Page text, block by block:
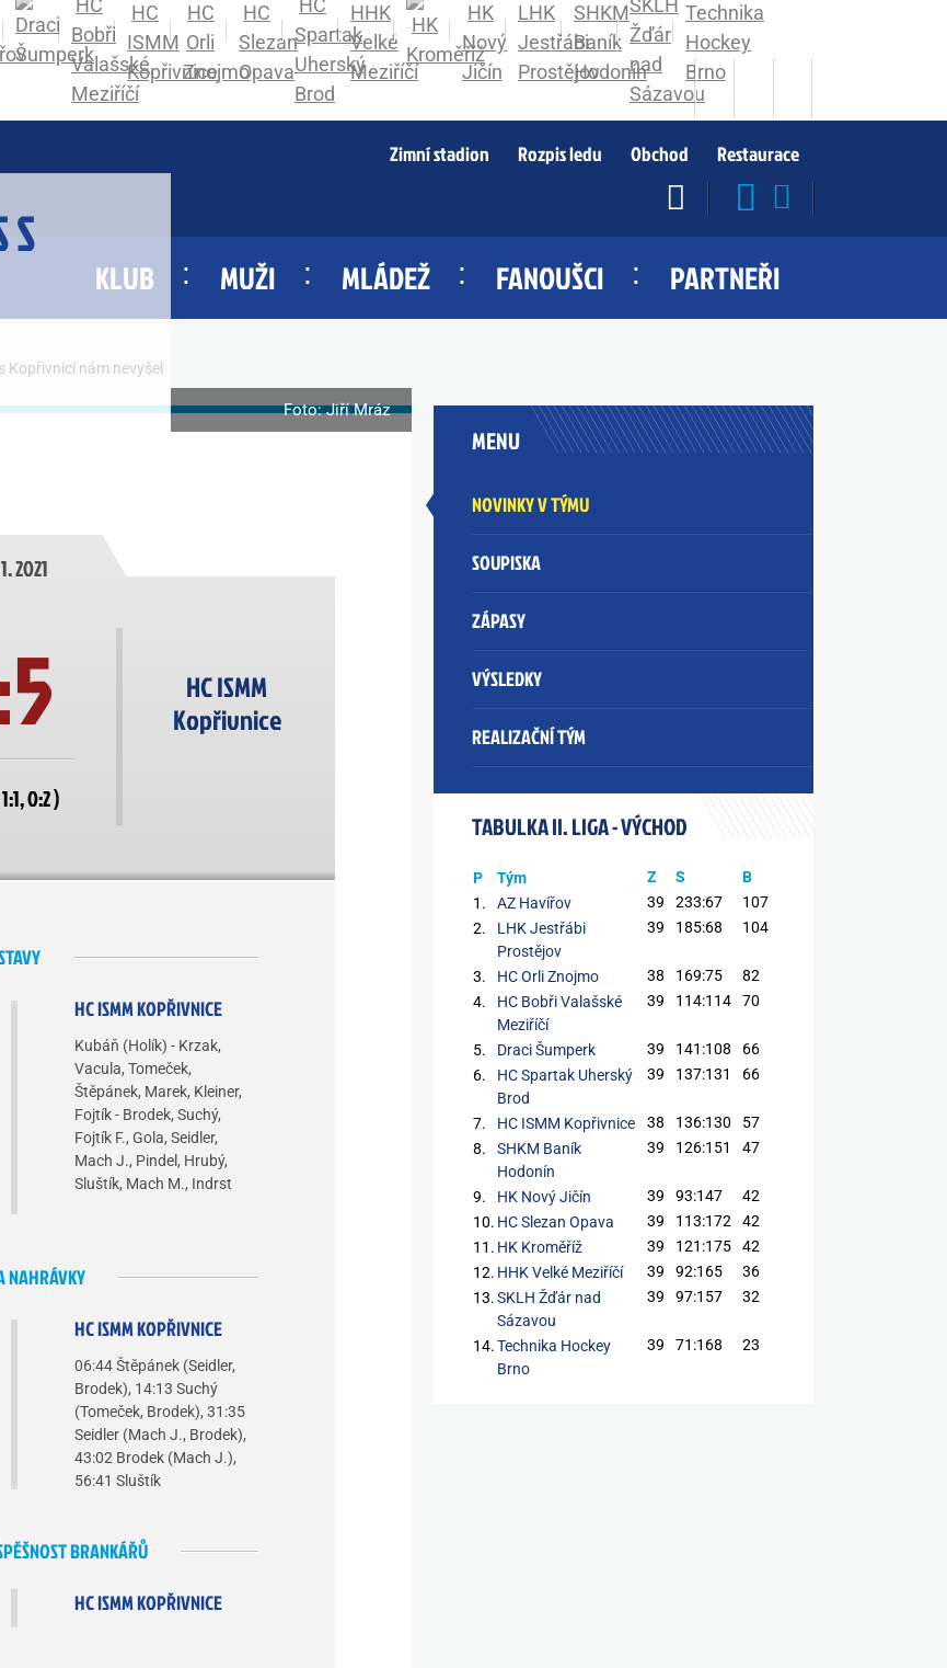
Zimní stadion Rozpis ledu Obchod Restaurace
KLUB MUŽI MLÁDEŽ FANOUŠCI PARTNEŘI
Kopřivnicí nám nevyšel
Foto: Jiří Mráz
2021
0:2 )
HC ISMM
Kopřivnice
HC ISMM KOPŘIVNICE
Kubáň (Holík) - Krzak,
Vacula, Tomeček,
Štěpánek, Marek, Kleiner,
Fojtík - Brodek, Suchý,
Fojtík F., Gola, Seidler,
Mach J., Pindel, Hrubý,
Sluštík, Mach M., Indrst
NAHRÁVKY
HC ISMM KOPŘIVNICE
06:44 Štěpánek (Seidler,
Brodek), 14:13 Suchý
(Tomeček, Brodek), 31:35
Seidler (Mach J., Brodek),
43:02 Brodek (Mach J.),
56:41 Sluštík
BRANKÁŘŮ
HC ISMM KOPŘIVNICE
MENU
NOVINKY V TÝMU
SOUPISKA
ZÁPASY
VÝSLEDKY
REALIZAČNÍ TÝM
TABULKA II. LIGA - VÝCHOD
P Tým Z S
B
1.
AZ Havířov 39 233:67
107
2.
LHK Jestřábi
Prostějov
39 185:68 104
3. HC Orli Znojmo 38 169:75
82
4.
HC Bobři Valašské
Meziříčí
39 114:114 70
5. Draci Šumperk 39 141:108
66
6.
HC Spartak Uherský
Brod
39 137:131 66
7. HC ISMM Kopřivnice 38 136:130
57
8.
SHKM Baník
Hodonín
39 126:151 47
9. HK Nový Jičín 39 93:147
42
10. HC Slezan Opava 39 113:172
42
11. HK Kroměříž 39 121:175
42
12. HHK Velké Meziříčí 39 92:165
36
13. SKLH Žďár nad
Sázavou
39 97:157 32
14. Technika Hockey
Brno
39 71:168 23